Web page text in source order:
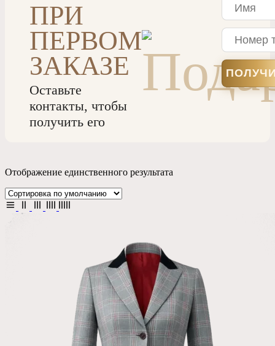
ПРИ
ПЕРВОМ
ЗАКАЗЕ
Оставьте
контакты, чтобы
получить его
Отображение единственного результата